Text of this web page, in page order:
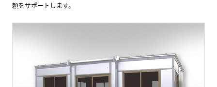
頼をサポートします。